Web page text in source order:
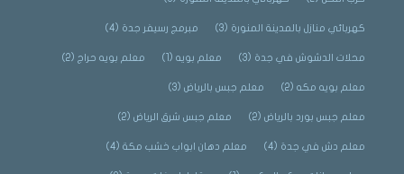
كهربائي منازل بالمدينة المنورة (3) مبرمج رسيفر جدة (4)
محلات الدشوش في جدة (3) معلم بويه(1) معلم بويه حراج (2)
معلم بويه مكه(2) معلم جبس بالرياض(3)
معلم جبس بورد بالرياض(2) معلم جبس شرق الرياض(2)
معلم دش في جدة (4) معلم دهان ابواب خشب مكة(4)